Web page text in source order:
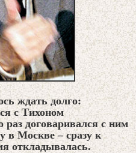
ждать долго:
с Тихоном
договаривался с ним
в Москве – сразу к
откладывалась.